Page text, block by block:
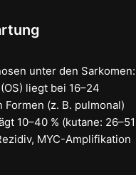
unter den Sarkomen:
liegt bei 16–24
(z. B. pulmonal)
10–40 % (kutane: 26–51
MYC-Amplifikation